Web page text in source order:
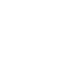
e delle